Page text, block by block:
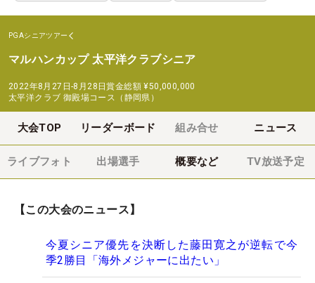
PGAシニアツアー
マルハンカップ 太平洋クラブシニア
2022年8月27日-8月28日賞金総額 ¥50,000,000
太平洋クラブ 御殿場コース（静岡県）
大会TOP リーダーボード 組み合せ ニュース
ライブフォト 出場選手 概要など TV放送予定
【この大会のニュース】
今夏シニア優先を決断した藤田寛之が逆転で今
季2勝目「海外メジャーに出たい」